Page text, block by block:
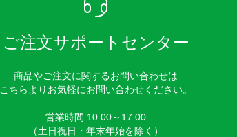
ご注文サポートセンター
商品やご注文に関するお問い合わせは
こちらよりお気軽にお問い合わせください。
営業時間 10:00～17:00
（土日祝日・年末年始を除く）